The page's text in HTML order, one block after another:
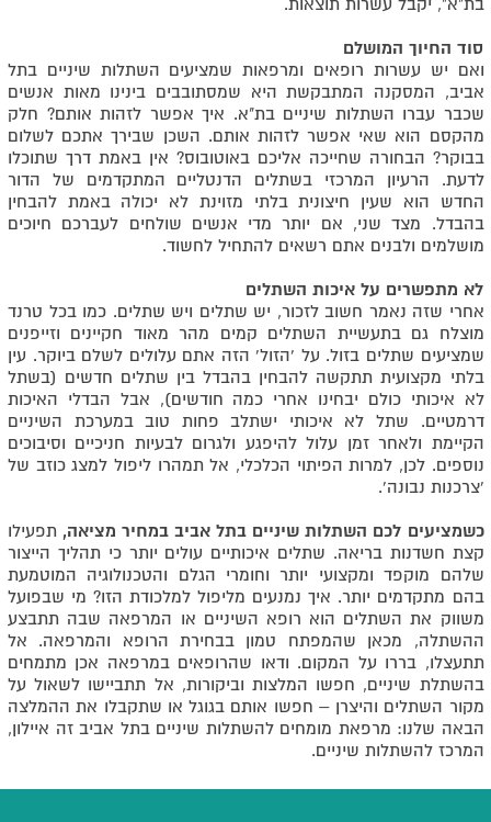
בת"א", יקבל עשרות תוצאות.
סוד החיוך המושלם
ואם יש עשרות רופאים ומרפאות שמציעים השתלות שיניים בתל
אביב, המסקנה המתבקשת היא שמסתובבים בינינו מאות אנשים
שכבר עברו השתלות שיניים בת"א. איך אפשר לזהות אותם? חלק
מהקסם הוא שאי אפשר לזהות אותם. השכן שבירך אתכם לשלום
בבוקר? הבחורה שחייכה אליכם באוטובוס? אין באמת דרך שתוכלו
לדעת. הרעיון המרכזי בשתלים הדנטליים המתקדמים של הדור
החדש הוא שעין חיצונית בלתי מזוינת לא יכולה באמת להבחין
בהבדל. מצד שני, אם יותר מדי אנשים שולחים לעברכם חיוכים
מושלמים ולבנים אתם רשאים להתחיל לחשוד.
לא מתפשרים על איכות השתלים
אחרי שזה נאמר חשוב לזכור, יש שתלים ויש שתלים. כמו בכל טרנד
מוצלח גם בתעשיית השתלים קמים מהר מאוד חקיינים וזייפנים
שמציעים שתלים בזול. על 'הזול' הזה אתם עלולים לשלם ביוקר. עין
בלתי מקצועית תתקשה להבחין בהבדל בין שתלים חדשים (בשתל
לא איכותי כולם יבחינו אחרי כמה חודשים), אבל הבדלי האיכות
דרמטיים. שתל לא איכותי ישתלב פחות טוב במערכת השיניים
הקיימת ולאחר זמן עלול להיפגע ולגרום לבעיות חניכיים וסיבוכים
נוספים. לכן, למרות הפיתוי הכלכלי, אל תמהרו ליפול למצג כוזב של
'צרכנות נבונה'.
כשמציעים לכם השתלות שיניים בתל אביב במחיר מציאה, תפעילו
קצת חשדנות בריאה. שתלים איכותיים עולים יותר כי תהליך הייצור
שלהם מוקפד ומקצועי יותר וחומרי הגלם והטכנולוגיה המוטמעת
בהם מתקדמים יותר. איך נמנעים מליפול למלכודת הזו? מי שבפועל
משווק את השתלים הוא רופא השיניים או המרפאה שבה תתבצע
ההשתלה, מכאן שהמפתח טמון בבחירת הרופא והמרפאה. אל
תתעצלו, בררו על המקום. ודאו שהרופאים במרפאה אכן מתמחים
בהשתלת שיניים, חפשו המלצות וביקורות, אל תתביישו לשאול על
מקור השתלים והיצרן – חפשו אותם בגוגל או שתקבלו את ההמלצה
הבאה שלנו: מרפאת מומחים להשתלות שיניים בתל אביב זה איילון,
המרכז להשתלות שיניים.